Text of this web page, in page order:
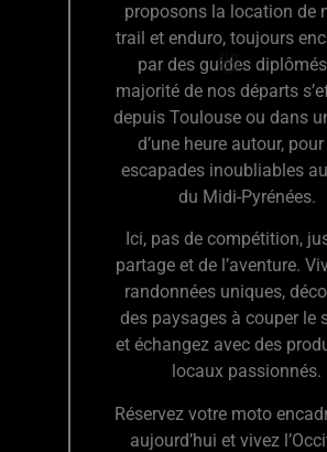
proposons la location de
trail et enduro, toujours
par des guides
majorité de nos départs
depuis Toulouse ou dans
d’une heure autour,
escapades inoubliables
du Midi-Pyrénées.
Ici, pas de compétition,
partage et de l’aventure.
randonnées uniques,
des paysages à couper le
et échangez avec des
locaux passionnés.
Réservez votre moto
aujourd’hui et vivez